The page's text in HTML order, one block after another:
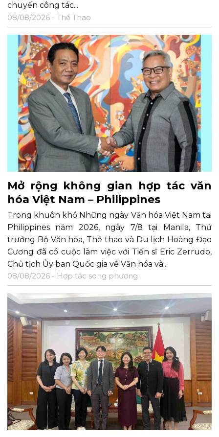
chuyến công tác...
08/08/2026 - Thể Thao
Mở rộng không gian hợp tác văn
hóa Việt Nam – Philippines
Trong khuôn khổ Những ngày Văn hóa Việt Nam tại
Philippines năm 2026, ngày 7/8 tại Manila, Thứ
trưởng Bộ Văn hóa, Thể thao và Du lịch Hoàng Đạo
Cương đã có cuộc làm việc với Tiến sĩ Eric Zerrudo,
Chủ tịch Ủy ban Quốc gia về Văn hóa và...
08/08/2026 - Hợp tác song phương